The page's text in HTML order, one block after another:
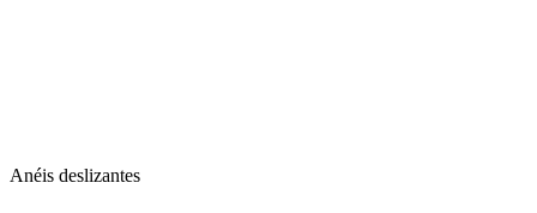
Anéis deslizantes